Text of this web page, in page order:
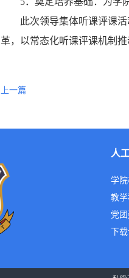
此次领导集体听课评课
革，以常态化听课评课机制
上一篇
人
学
教
党
下